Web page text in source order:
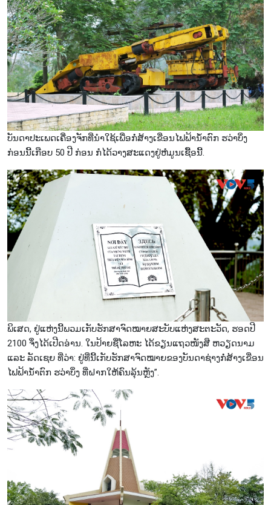
ບັນດາປະເພດເຄື່ອງຈັກທີ່ນຳໃຊ້ເພື່ອກໍ່ສ້າງເຂື່ອນໄຟຟ້ານໍ້າຕົກ ຮວ່າບິ່ງ
ກ່ອນນີ້ເກືອບ 50 ປີ ກ່ອນ ກໍໄດ້ວາງສະແດງຢູ່ຫໍມູນເຊື້ອນີ້.
ພິເສດ, ຢູ່ແຫ່ງນີ້ພວມເກັບຮັກສາຈົດໝາຍສະບັບແຫ່ງສະຕະວັດ, ຮອດປີ
2100 ຈຶ່ງໄດ້ເປີດອ່ານ. ໃນປ້າຍຊື່ໂລຫະ ໄດ້ຂຽນແຖວໜັງສື ຫວຽດນາມ
ແລະ ລັດເຊຍ ທີ່ວ່າ: ຢູ່ທີ່ນີ້ເກັບຮັກສາຈົດໝາຍຂອງບັນດາຊ່າງກໍ່ສ້າງເຂື່ອນ
ໄຟຟ້ານໍ້າຕົກ ຮວ່າບິ່ງ ທີ່ຝາກໃຫ້ຄົນລຸ້ນຫຼັງ”.